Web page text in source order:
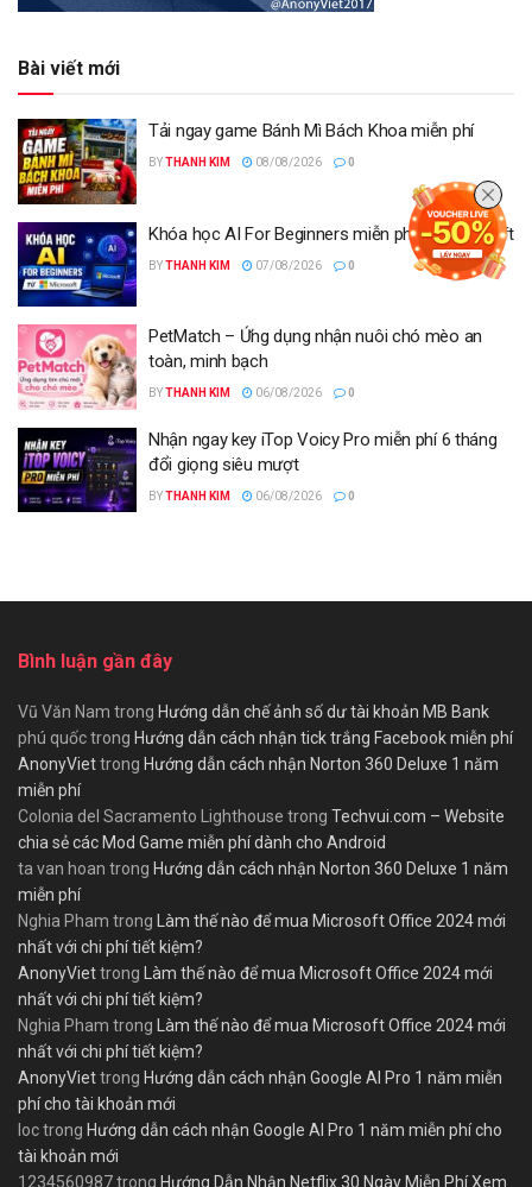
Bài viết mới
Tải ngay game Bánh Mì Bách Khoa miễn phí
BYTHANH KIM 08/08/2026 0
Khóa học AI For Beginners miễn phí từ Microsoft
BYTHANH KIM 07/08/2026 0
PetMatch – Ứng dụng nhận nuôi chó mèo an
toàn, minh bạch
BYTHANH KIM 06/08/2026 0
Nhận ngay key iTop Voicy Pro miễn phí 6 tháng
đổi giọng siêu mượt
BYTHANH KIM 06/08/2026 0
Bình luận gần đây
Vũ Văn Nam trong Hướng dẫn chế ảnh số dư tài khoản MB Bank
phú quốctrong Hướng dẫn cách nhận tick trắng Facebook miễn phí
AnonyViettrong Hướng dẫn cách nhận Norton 360 Deluxe 1 năm
miễn phí
Colonia del Sacramento Lighthouse trong Techvui.com – Website
chia sẻ các Mod Game miễn phí dành cho Android
ta van hoan trong Hướng dẫn cách nhận Norton 360 Deluxe 1 năm
miễn phí
Nghia Pham trong Làm thế nào để mua Microsoft Office 2024 mới
nhất với chi phí tiết kiệm?
AnonyViettrong Làm thế nào để mua Microsoft Office 2024 mới
nhất với chi phí tiết kiệm?
Nghia Pham trong Làm thế nào để mua Microsoft Office 2024 mới
nhất với chi phí tiết kiệm?
AnonyViettrong Hướng dẫn cách nhận Google AI Pro 1 năm miễn
phí cho tài khoản mới
loctrong Hướng dẫn cách nhận Google AI Pro 1 năm miễn phí cho
tài khoản mới
1234560987trong Hướng Dẫn Nhận Netflix 30 Ngày Miễn Phí Xem